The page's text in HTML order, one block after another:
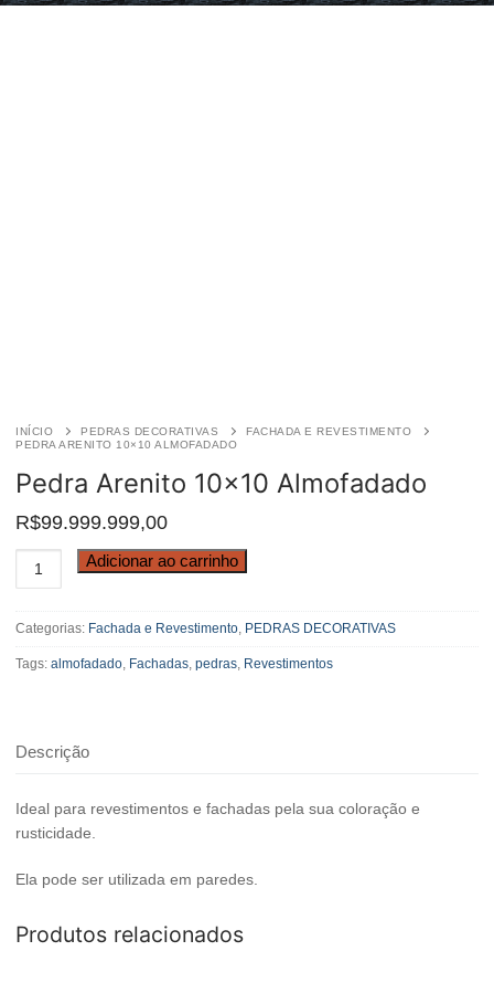
INÍCIO PEDRAS DECORATIVAS
FACHADA E REVESTIMENTO
PEDRA ARENITO 10×10 ALMOFADADO
Pedra Arenito 10×10 Almofadado
R$99.999.999,00
Pedra
Arenito
Almofadado
quantidade
Adicionar ao carrinho
Categorias: Fachada e Revestimento, PEDRAS DECORATIVAS
Tags: almofadado, Fachadas, pedras, Revestimentos
Descrição
Ideal para revestimentos e fachadas pela sua coloração e
rusticidade.
Ela pode ser utilizada em paredes.
Produtos relacionados